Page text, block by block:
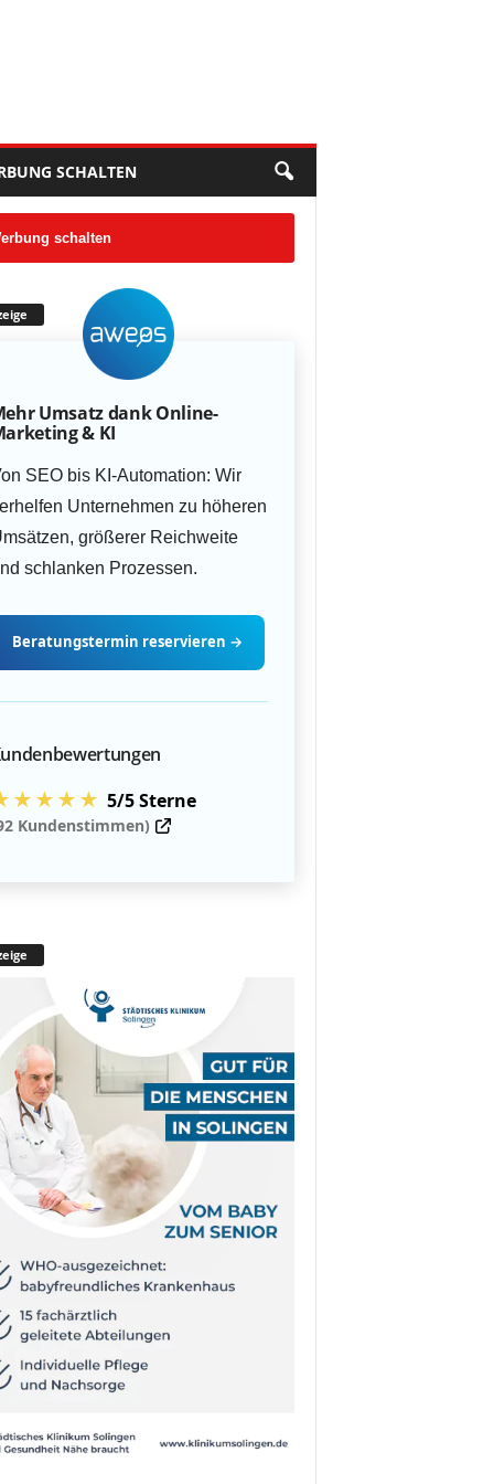
SCHALTEN
schalten
Umsatz dank Online-
& KI
SEO bis KI-Automation: Wir
Unternehmen zu höheren
größerer Reichweite
schlanken Prozessen.
Beratungstermin reservieren →
5/5 Sterne
Kundenstimmen)